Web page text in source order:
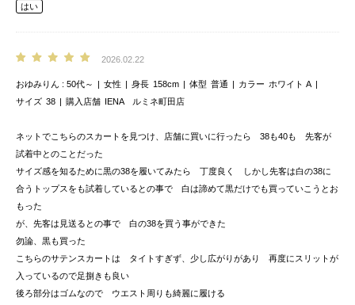
はい
2026.02.22
おゆみりん 50代～ 女性 身長 158cm 体型 普通 カラー ホワイト A
サイズ 38 購入店舗 IENA ルミネ町田店
ネットでこちらのスカートを見つけ、店舗に買いに行ったら 38も40も 先客が
試着中とのことだった
サイズ感を知るために黒の38を履いてみたら 丁度良く しかし先客は白の38に
合うトップスをも試着しているとの事で 白は諦めて黒だけでも買っていこうとお
もった
が、先客は見送るとの事で 白の38を買う事ができた
勿論、黒も買った
こちらのサテンスカートは タイトすぎず、少し広がりがあり 再度にスリットが
入っているので足捌きも良い
後ろ部分はゴムなので ウエスト周りも綺麗に履ける